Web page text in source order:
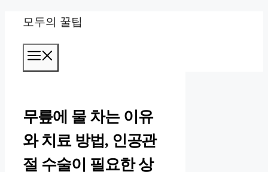
모두의 꿀팁
무릎에 물 차는 이유
와 치료 방법, 인공관
절 수술이 필요한 상